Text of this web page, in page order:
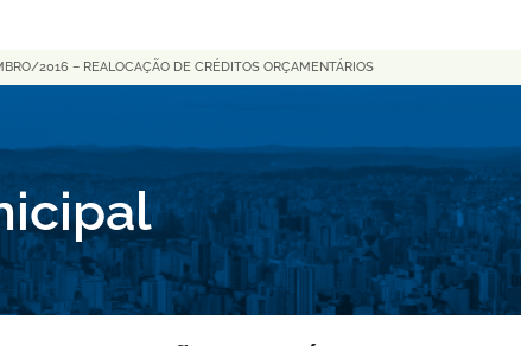
2016 – REALOCAÇÃO DE CRÉDITOS ORÇAMENTÁRIOS